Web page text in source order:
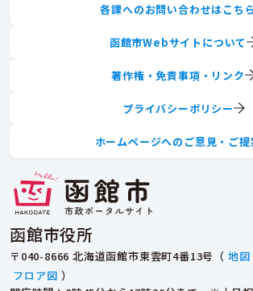
函館市役所
〒040-8666 北海道函館市東雲町4番13号（ 地図
フロア図 ）
各課へのお問い合わせはこちら
函館市Webサイトについて
著作権・免責事項・リンク
プライバシーポリシー
ホームページへのご意見・ご提